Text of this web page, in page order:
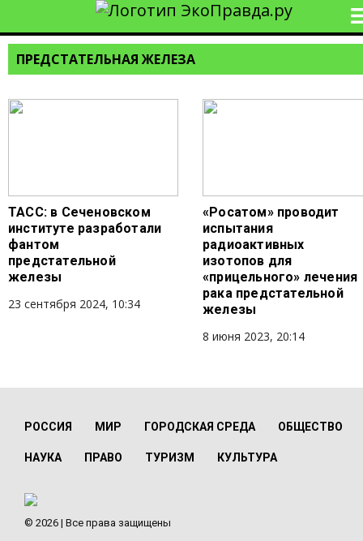
ПРЕДСТАТЕЛЬНАЯ ЖЕЛЕЗА
ТАСС: в Сеченовском
институте разработали
фантом
предстательной
железы
23 сентября 2024, 10:34
«Росатом» проводит
испытания
радиоактивных
изотопов для
«прицельного» лечения
рака предстательной
железы
8 июня 2023, 20:14
РОССИЯ МИР ГОРОДСКАЯ СРЕДА ОБЩЕСТВО
НАУКА ПРАВО ТУРИЗМ КУЛЬТУРА
© 2026 | Все права защищены